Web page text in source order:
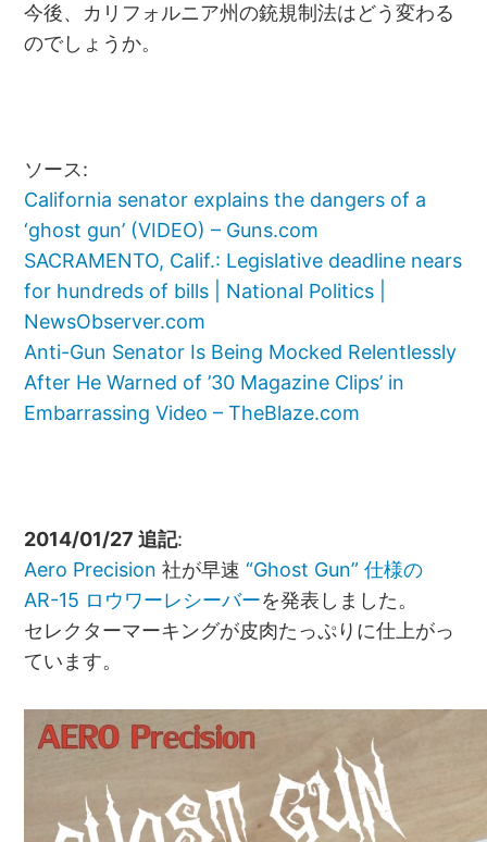
今後、カリフォルニア州の銃規制法はどう変わる
のでしょうか。
ソース:
California senator explains the dangers of a
‘ghost gun’ (VIDEO) – Guns.com
SACRAMENTO, Calif.: Legislative deadline nears
for hundreds of bills | National Politics |
NewsObserver.com
Anti-Gun Senator Is Being Mocked Relentlessly
After He Warned of ’30 Magazine Clips’ in
Embarrassing Video – TheBlaze.com
2014/01/27 追記:
Aero Precision 社が早速“Ghost Gun” 仕様の
AR-15 ロウワーレシーバーを発表しました。
セレクターマーキングが皮肉たっぷりに仕上がっ
ています。